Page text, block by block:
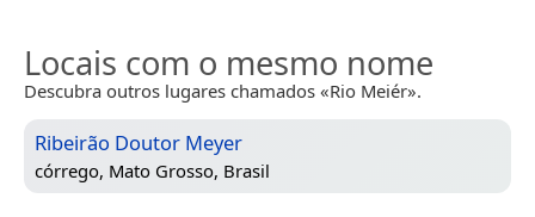
Locais com o mesmo nome
Descubra outros lugares chamados «Rio Meiér».
Ribeirão Doutor Meyer
córrego, Mato Grosso, Brasil